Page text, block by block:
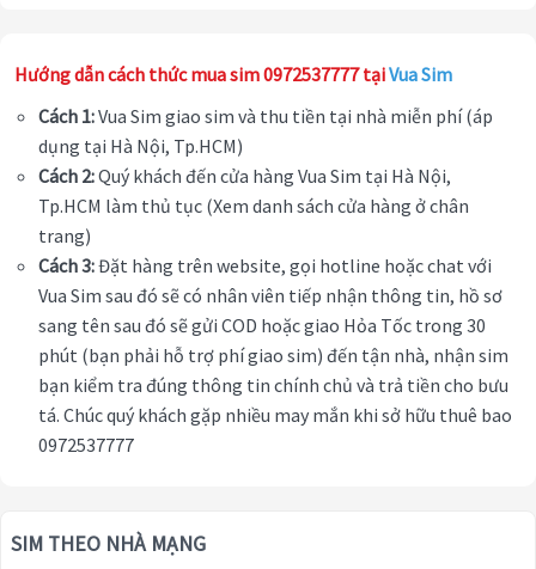
Hướng dẫn cách thức mua sim 0972537777 tạiVua Sim
Cách 1:Vua Sim giao sim và thu tiền tại nhà miễn phí (áp
dụng tại Hà Nội, Tp.HCM)
Cách 2:Quý khách đến cửa hàng Vua Sim tại Hà Nội,
Tp.HCM làm thủ tục (Xem danh sách cửa hàng ở chân
trang)
Cách 3:Đặt hàng trên website, gọi hotline hoặc chat với
Vua Sim sau đó sẽ có nhân viên tiếp nhận thông tin, hồ sơ
sang tên sau đó sẽ gửi COD hoặc giao Hỏa Tốc trong 30
phút (bạn phải hỗ trợ phí giao sim) đến tận nhà, nhận sim
bạn kiểm tra đúng thông tin chính chủ và trả tiền cho bưu
tá. Chúc quý khách gặp nhiều may mắn khi sở hữu thuê bao
0972537777
SIM THEO NHÀ MẠNG